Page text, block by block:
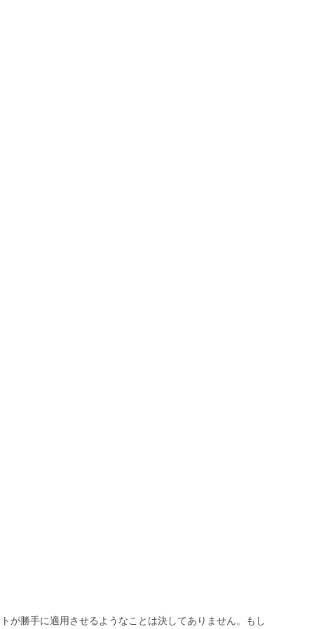
が勝手に適用させるようなことは決してありません。もし